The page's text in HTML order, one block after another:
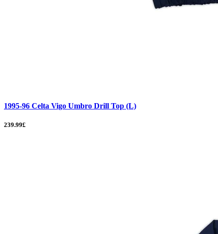
1995-96 Celta Vigo Umbro Drill Top (L)
239.99£